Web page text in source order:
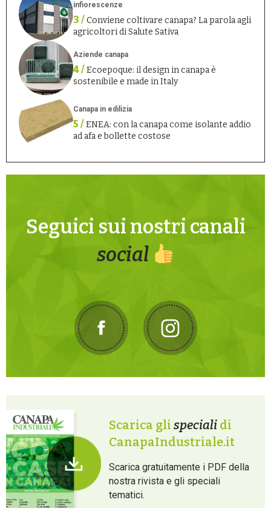
infiorescenze
3 /Conviene coltivare canapa? La parola agli
agricoltori di Salute Sativa
Aziende canapa
4 /Ecoepoque: il design in canapa è
sostenibile e made in Italy
Canapa in edilizia
5 /ENEA: con la canapa come isolante addio
ad afa e bollette costose
Seguici sui nostri canali
social
Scarica gli speciali di
CanapaIndustriale.it
Scarica gratuitamente i PDF della
nostra rivista e gli speciali
tematici.